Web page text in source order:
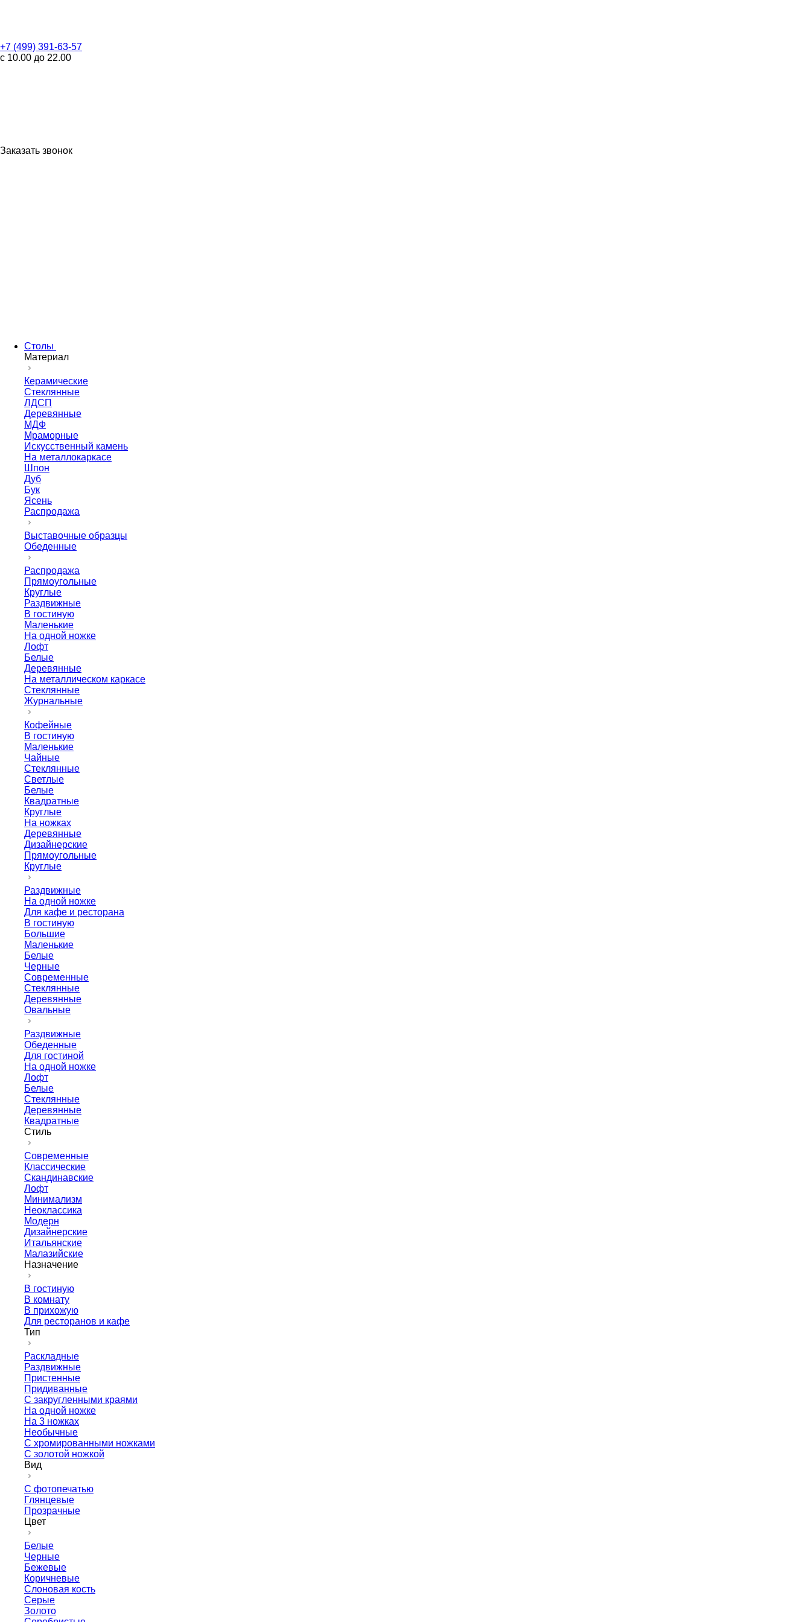
+7 (499) 391-63-57
с 10.00 до 22.00
Заказать звонок
Столы
Материал
Керамические
Стеклянные
ЛДСП
Деревянные
МДФ
Мраморные
Искусственный камень
На металлокаркасе
Шпон
Дуб
Бук
Ясень
Распродажа
Выставочные образцы
Обеденные
Распродажа
Прямоугольные
Круглые
Раздвижные
В гостиную
Маленькие
На одной ножке
Лофт
Белые
Деревянные
На металлическом каркасе
Стеклянные
Журнальные
Кофейные
В гостиную
Маленькие
Чайные
Стеклянные
Светлые
Белые
Квадратные
Круглые
На ножках
Деревянные
Дизайнерские
Прямоугольные
Круглые
Раздвижные
На одной ножке
Для кафе и ресторана
В гостиную
Большие
Маленькие
Белые
Черные
Современные
Стеклянные
Деревянные
Овальные
Раздвижные
Обеденные
Для гостиной
На одной ножке
Лофт
Белые
Стеклянные
Деревянные
Квадратные
Стиль
Современные
Классические
Скандинавские
Лофт
Минимализм
Неоклассика
Модерн
Дизайнерские
Итальянские
Малазийские
Назначение
В гостиную
В комнату
В прихожую
Для ресторанов и кафе
Тип
Раскладные
Раздвижные
Пристенные
Придиванные
С закругленными краями
На одной ножке
На 3 ножках
Необычные
С хромированными ножками
С золотой ножкой
Вид
С фотопечатью
Глянцевые
Прозрачные
Цвет
Белые
Черные
Бежевые
Коричневые
Слоновая кость
Серые
Золото